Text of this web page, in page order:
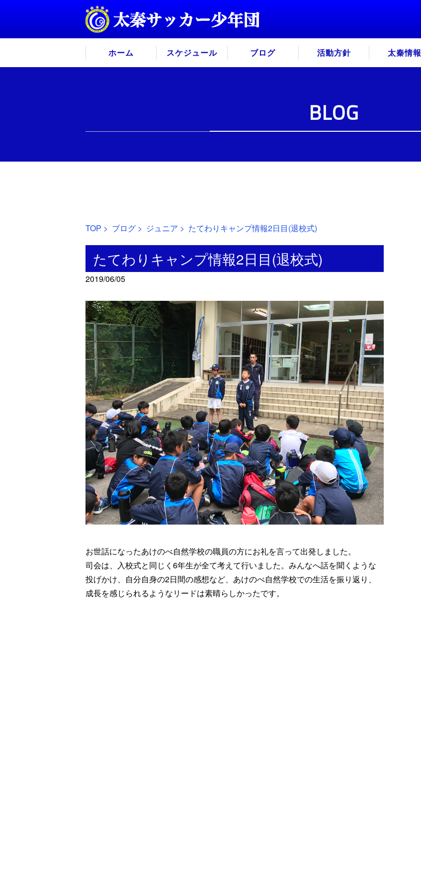
ホーム スケジュール ブログ 活動方針 太秦情報
BLOG
TOP > ブログ > ジュニア > たてわりキャンプ情報2日目(退校式)
たてわりキャンプ情報2日目(退校式)
2019/06/05
お世話になったあけのべ自然学校の職員の方にお礼を言って出発しました。
司会は、入校式と同じく 6年生が全て考えて行いました。みんなへ話を聞くような
投げかけ、自分自身の2日間の感想など、あけのべ自然学校での生活を振り返り、
成長を感じられるようなリードは素晴らしかったです。